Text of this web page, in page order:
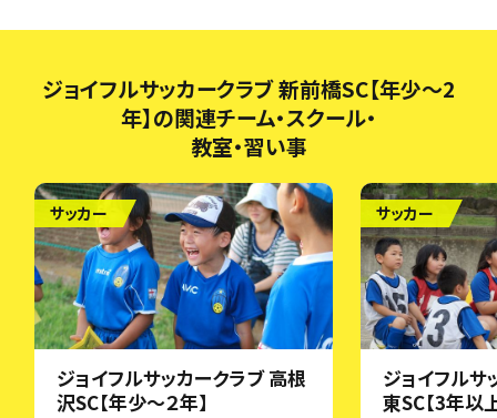
ジョイフルサッカークラブ 新前橋SC【年少～2
年】の関連チーム・スクール・
教室・習い事
サッカー
ジョイフルサッカークラブ 高根
沢SC【年少～２年】
サッカー
ジョイフルサ
東SC【3年以